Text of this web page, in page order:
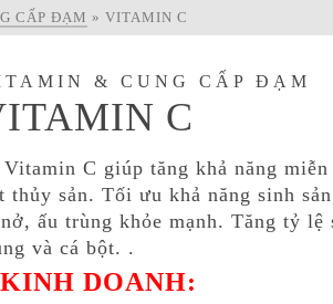
CẤP ĐẠM » VITAMIN C
& CUNG CẤP ĐẠM
C
C giúp tăng khả năng miễn
thủy sản. Tối ưu khả năng sinh
ấu trùng khỏe mạnh. Tăng tỷ lệ
và cá bột. .
KINH DOANH: